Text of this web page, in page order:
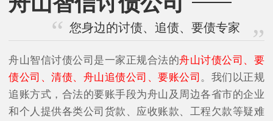
您身边的讨债、追债、要债专家
舟山智信讨债公司是一家正规合法的舟山讨债公司、要
债公司、清债、舟山追债公司、要账公司 。我们以正规
追账方式，合法的要账手段为舟山及周边各省市的企业
和个人提供各类公司货款、应收账款、工程欠款等疑难